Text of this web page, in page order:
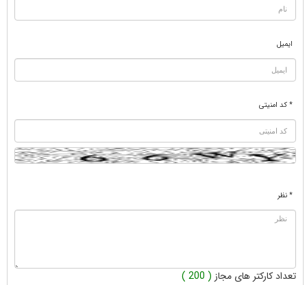
ایمیل
* کد امنیتی
* نظر
تعداد کارکتر های مجاز ( 200 )